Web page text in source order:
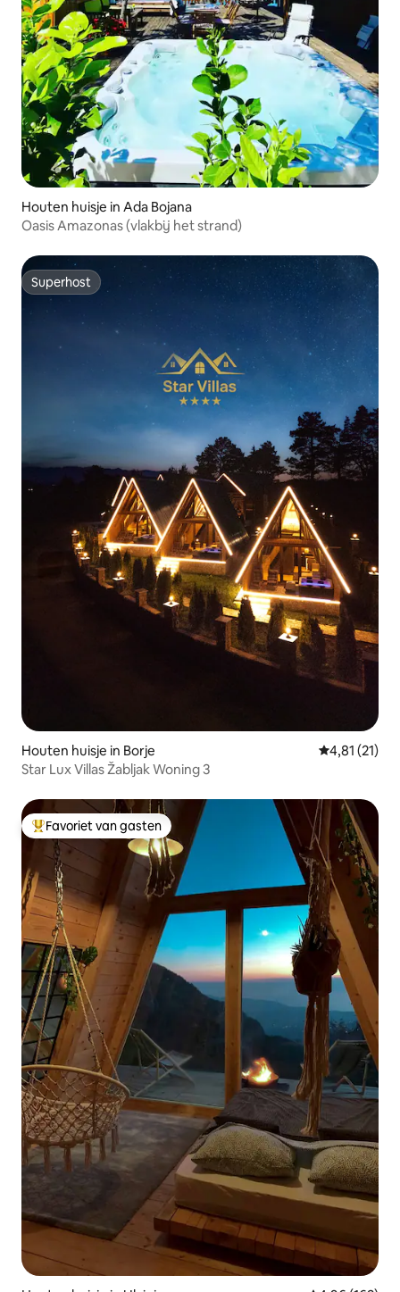
Houten huisje in Ada Bojana
Oasis Amazonas (vlakbij het strand)
Superhost
Superhost
Houten huisje in Borje Gemiddelde
4,81 (21)
Star Lux Villas Žabljak Woning 3
Topfavoriet van gasten
Favoriet van gasten